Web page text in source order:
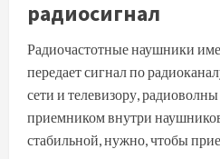
радиосигнал
Радиочастотные наушники
передает сигнал по
сети и телевизору,
приемником внутри
стабильной, нужно, чтобы